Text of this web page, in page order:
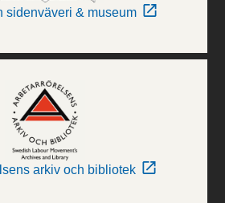
sidenväveri & museum
arkiv och bibliotek